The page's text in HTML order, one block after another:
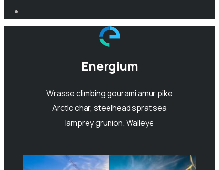
Energium
Wrasse climbing gourami amur pike
Arctic char, steelhead sprat sea
lamprey grunion. Walleye